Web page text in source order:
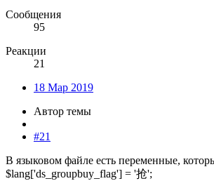
Сообщения
95
Реакции
21
18 Мар 2019
Автор темы
#21
В языковом файле есть переменные,
$lang['ds_groupbuy_flag'] = '抢';